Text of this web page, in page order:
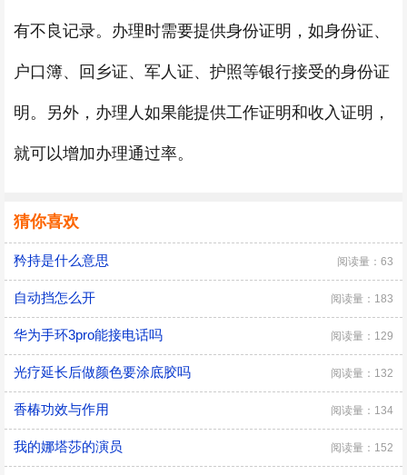
有不良记录。办理时需要提供身份证明，如身份证、
户口簿、回乡证、军人证、护照等银行接受的身份证
明。另外，办理人如果能提供工作证明和收入证明，
就可以增加办理通过率。
猜你喜欢
矜持是什么意思 阅读量：63
自动挡怎么开 阅读量：183
华为手环3pro能接电话吗 阅读量：129
光疗延长后做颜色要涂底胶吗 阅读量：132
香椿功效与作用 阅读量：134
我的娜塔莎的演员 阅读量：152